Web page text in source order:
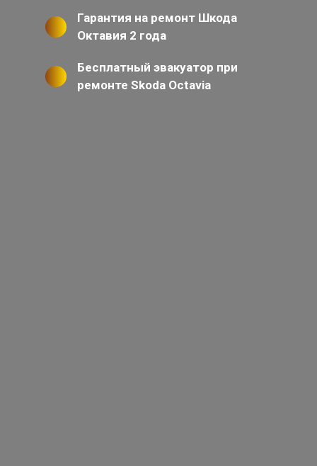
Гарантия на ремонт Шкода
Октавия 2 года
Бесплатный эвакуатор при
ремонте Skoda Octavia